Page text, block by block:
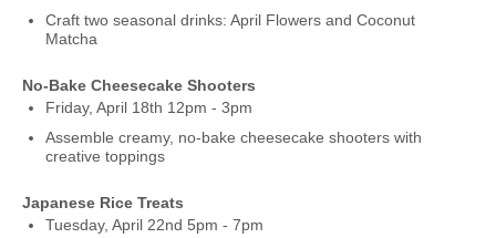
Craft two seasonal drinks: April Flowers and Coconut
Matcha
No-Bake Cheesecake Shooters
Friday, April 18th 12pm - 3pm
Assemble creamy, no-bake cheesecake shooters with
creative toppings
Japanese Rice Treats
Tuesday, April 22nd 5pm - 7pm